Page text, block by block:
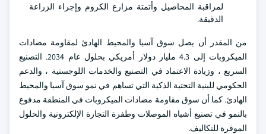
لمراقبة المحاصيل وأتمتة مزارع الكروم وإجراء الزراعة
الدقيقة.
من المقدر أن يصل سوق آسيا والمحيط الهادئ لمقاومة مضادات
الميكروبات إلى 4.3 مليار دولار أمريكي بحلول عام 2034. التصنيع
السريع ، وزيادة الاعتماد في التصنيع والخدمات اللوجستية ، والدعم
الحكومي للبنية التحتية الذكية التي تساهم في نمو سوق آسيا والمحيط
الهادئ. كما أن سوق مقاومة مضادات الميكروبات في المنطقة مدفوع
بالنمو في تصنيع أشباه الموصلات وطفرة التجارة الإلكترونية والحلول
الموفرة للتكاليف.